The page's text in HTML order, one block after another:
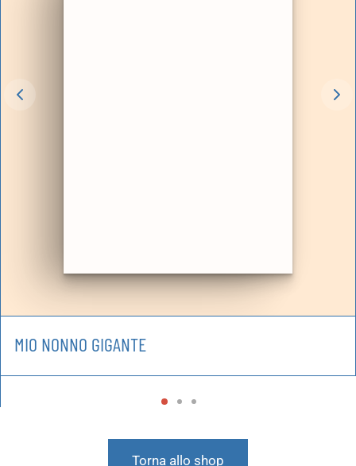
MIO NONNO GIGANTE
Torna allo shop